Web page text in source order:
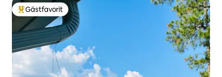
Populär gästfavorit
Gästfavorit